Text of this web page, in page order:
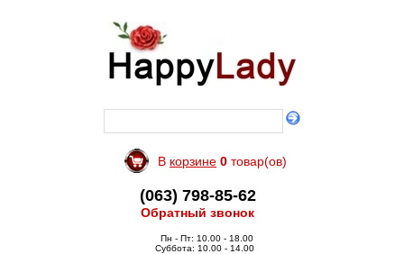
В корзине 0 товар(ов)
(063) 798-85-62
Обратный звонок
Пн - Пт: 10.00 - 18.00
Суббота: 10.00 - 14.00